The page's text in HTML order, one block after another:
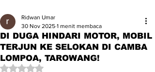
DI DUGA HINDARI MOTOR, MOBIL
TERJUN KE SELOKAN DI CAMBA
LOMPOA, TAROWANG!
Ridwan Umar
30 Nov 2025 1 menit membaca
Dinilai NaN dari 5 bintang.